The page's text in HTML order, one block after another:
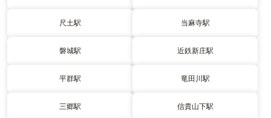
尺土駅 当麻寺駅
磐城駅 近鉄新庄駅
平群駅 竜田川駅
三郷駅 信貴山下駅